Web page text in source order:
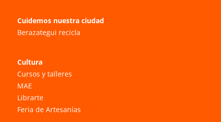
Cuidemos nuestra ciudad
Berazategui recicla
Cultura
Cursos y talleres
MAE
Librarte
Feria de Artesanías